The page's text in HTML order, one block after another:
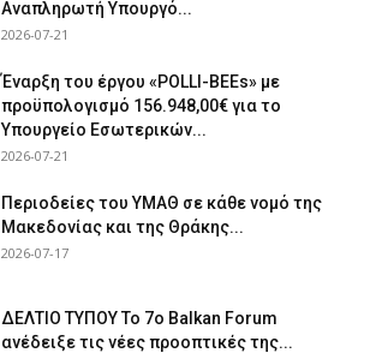
Αναπληρωτή Υπουργό...
2026-07-21
Έναρξη του έργου «POLLI-BEEs» με
προϋπολογισμό 156.948,00€ για το
Υπουργείο Εσωτερικών...
2026-07-21
Περιοδείες του ΥΜΑΘ σε κάθε νομό της
Μακεδονίας και της Θράκης...
2026-07-17
ΔΕΛΤΙΟ ΤΥΠΟΥ Το 7ο Balkan Forum
ανέδειξε τις νέες προοπτικές της...